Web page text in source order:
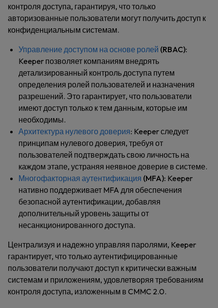
контроля доступа, гарантируя, что только
авторизованные пользователи могут получить доступ к
конфиденциальным системам.
Управление доступом на основе ролей (RBAC):
Keeper позволяет компаниям внедрять
детализированный контроль доступа путем
определения ролей пользователей и назначения
разрешений. Это гарантирует, что пользователи
имеют доступ только к тем данным, которые им
необходимы.
Архитектура нулевого доверия: Keeper следует
принципам нулевого доверия, требуя от
пользователей подтверждать свою личность на
каждом этапе, устраняя неявное доверие в системе.
Многофакторная аутентификация (MFA): Keeper
нативно поддерживает MFA для обеспечения
безопасной аутентификации, добавляя
дополнительный уровень защиты от
несанкционированного доступа.
Централизуя и надежно управляя паролями, Keeper
гарантирует, что только аутентифицированные
пользователи получают доступ к критически важным
системам и приложениям, удовлетворяя требованиям
контроля доступа, изложенным в CMMC 2.0.